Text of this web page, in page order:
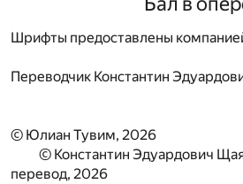
Шрифты предоставлены
Переводчик Константин
© Юлиан Тувим, 2026
© Константин Эдуардович
перевод, 2026